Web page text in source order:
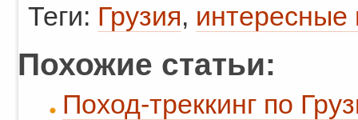
Теги: Грузия, интересные
Похожие статьи:
Поход-треккинг по